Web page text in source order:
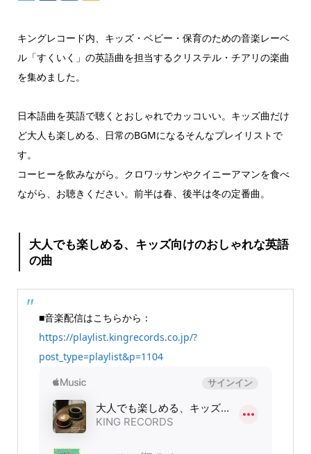
キングレコード内、キッズ・ベビー・保育のための音楽レーベ
ル「すくいく」の英語曲を担当するクリステル・チアリの楽曲
を集めました。
日本語曲を英語で聴くとおしゃれでカッコいい。キッズ曲だけ
ど大人も楽しめる、日常のBGMになるそんなプレイリストで
す。
コーヒーを飲みながら。クロワッサンやクイニーアマンを食べ
ながら、お聴きください。前半は春、後半は冬の定番曲。
大人でも楽しめる、キッズ向けのおしゃれな英語
の曲
■音楽配信はこちらから：
https://playlist.kingrecords.co.jp/?
post_type=playlist&p=1104